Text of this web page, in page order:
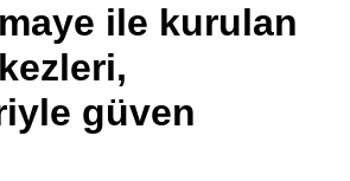
ile kurulan
güven